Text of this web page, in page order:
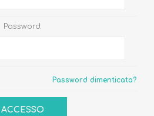
Password:
Password dimenticata?